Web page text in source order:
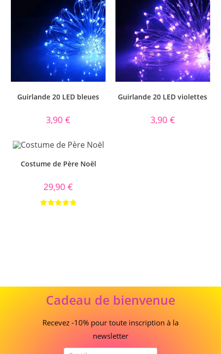
Guirlande 20 LED bleues
3,90€
Guirlande 20 LED violettes
3,90 €
Costume de Père Noël
29,90€
deCadeau de bienvenue
Recevez -10% pour toute inscription à la
newsletter